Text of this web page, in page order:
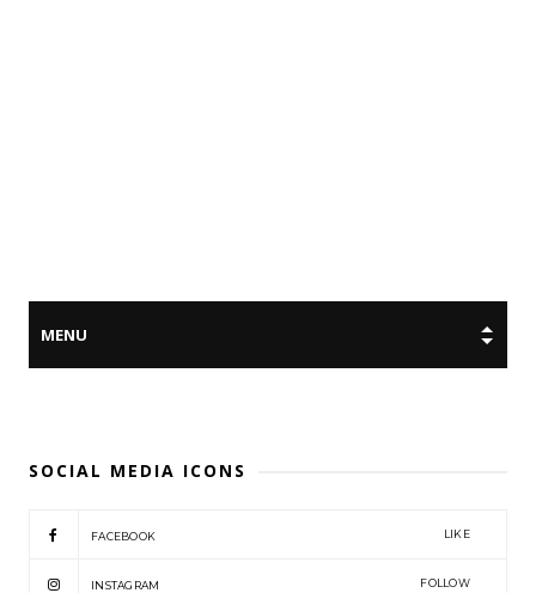
SOCIAL MEDIA ICONS
FACEBOOK LIKE
INSTAGRAM FOLLOW